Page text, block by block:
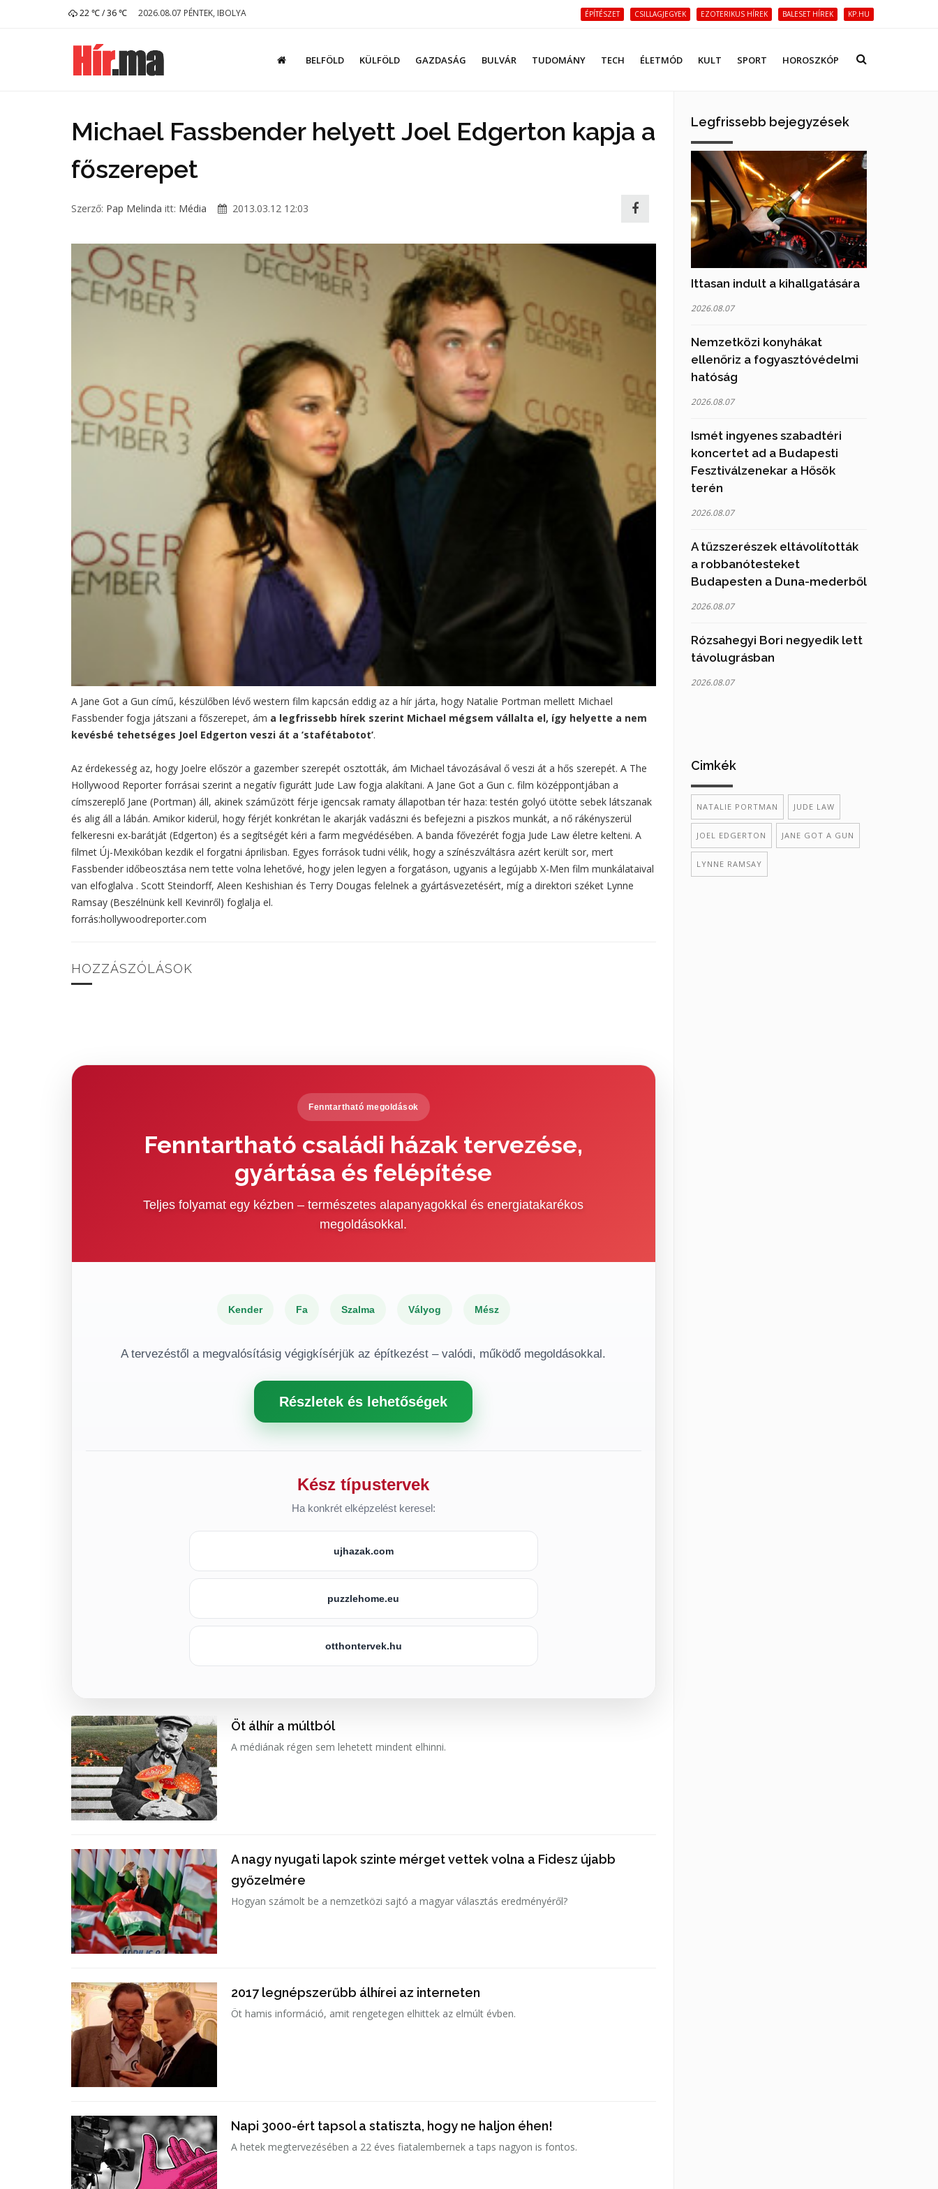
22 ℃ / 36 ℃ 2026.08.07 PÉNTEK, IBOLYA ÉPÍTÉSZET CSILLAGJEGYEK EZOTERIKUS HÍREK BALESET HÍREK KP.HU
BELFÖLD KÜLFÖLD GAZDASÁG BULVÁR TUDOMÁNY TECH ÉLETMÓD KULT SPORT HOROSZKÓP
Michael Fassbender helyett Joel Edgerton kapja a
főszerepet
Szerző: Pap Melinda itt: Média 2013.03.12 12:03
A Jane Got a Gun című, készülőben lévő western film kapcsán eddig az a hír járta, hogy Natalie Portman mellett Michael
Fassbender fogja játszani a főszerepet, ám a legfrissebb hírek szerint Michael mégsem vállalta el, így helyette a nem
kevésbé tehetséges Joel Edgerton veszi át a ’stafétabotot’.
Az érdekesség az, hogy Joelre először a gazember szerepét osztották, ám Michael távozásával ő veszi át a hős szerepét. A The
Hollywood Reporter forrásai szerint a negatív figurátt Jude Law fogja alakítani. A Jane Got a Gun c. film középpontjában a
címszereplő Jane (Portman) áll, akinek száműzött férje igencsak ramaty állapotban tér haza: testén golyó ütötte sebek látszanak
és alig áll a lábán. Amikor kiderül, hogy férjét konkrétan le akarják vadászni és befejezni a piszkos munkát, a nő rákényszerül
felkeresni ex-barátját (Edgerton) és a segítségét kéri a farm megvédésében. A banda fővezérét fogja Jude Law életre kelteni. A
filmet Új-Mexikóban kezdik el forgatni áprilisban. Egyes források tudni vélik, hogy a színészváltásra azért került sor, mert
Fassbender időbeosztása nem tette volna lehetővé, hogy jelen legyen a forgatáson, ugyanis a legújabb X-Men film munkálataival
van elfoglalva . Scott Steindorff, Aleen Keshishian és Terry Dougas felelnek a gyártásvezetésért, míg a direktori széket Lynne
Ramsay (Beszélnünk kell Kevinről) foglalja el.
forrás:hollywoodreporter.com
HOZZÁSZÓLÁSOK
Fenntartható megoldások
Fenntartható családi házak tervezése,
gyártása és felépítése
Teljes folyamat egy kézben – természetes alapanyagokkal és energiatakarékos
megoldásokkal.
Kender Fa Szalma Vályog Mész
A tervezéstől a megvalósításig végigkísérjük az építkezést – valódi, működő megoldásokkal.
Részletek és lehetőségek
Kész típustervek
Ha konkrét elképzelést keresel:
ujhazak.com
puzzlehome.eu
otthontervek.hu
Öt álhír a múltból
A médiának régen sem lehetett mindent elhinni.
A nagy nyugati lapok szinte mérget vettek volna a Fidesz újabb
győzelmére
Hogyan számolt be a nemzetközi sajtó a magyar választás eredményéről?
2017 legnépszerűbb álhírei az interneten
Öt hamis információ, amit rengetegen elhittek az elmúlt évben.
Napi 3000-ért tapsol a statiszta, hogy ne haljon éhen!
A hetek megtervezésében a 22 éves fiatalembernek a taps nagyon is fontos.
Legfrissebb bejegyzések
Ittasan indult a kihallgatására
2026.08.07
Nemzetközi konyhákat
ellenőriz a fogyasztóvédelmi
hatóság
2026.08.07
Ismét ingyenes szabadtéri
koncertet ad a Budapesti
Fesztiválzenekar a Hősök
terén
2026.08.07
A tűzszerészek eltávolították
a robbanótesteket
Budapesten a Duna-mederből
2026.08.07
Rózsahegyi Bori negyedik lett
távolugrásban
2026.08.07
Cimkék
NATALIE PORTMAN JUDE LAW
JOEL EDGERTON JANE GOT A GUN
LYNNE RAMSAY